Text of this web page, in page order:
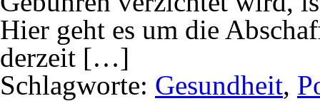
Hier geht es um die
derzeit […]
Schlagworte: Gesundheit,